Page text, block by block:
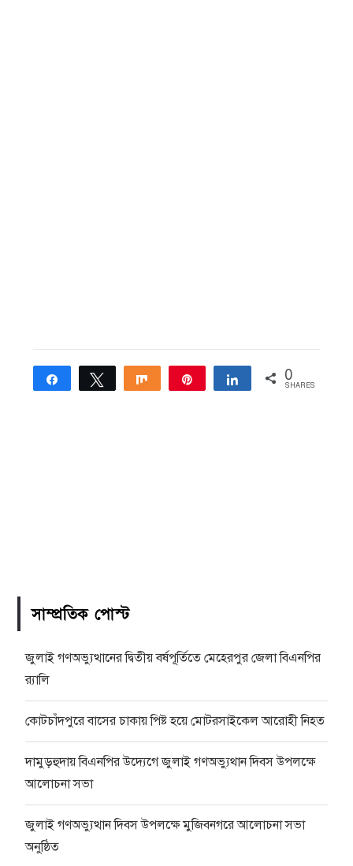
Share Tweet Share Share 0
SHARES
সাম্প্রতিক পোস্ট
জুলাই গণঅভ্যুত্থানের দ্বিতীয় বর্ষপূর্তিতে মেহেরপুর জেলা বিএনপির
র‍্যালি
কোটচাঁদপুরে বাসের চাকায় পিষ্ট হয়ে মোটরসাইকেল আরোহী নিহত
দামুড়হুদায় বিএনপির উদ্যেগে জুলাই গণঅভ্যুথান দিবস উপলক্ষে
আলোচনা সভা
জুলাই গণঅভ্যুত্থান দিবস উপলক্ষে মুজিবনগরে আলোচনা সভা
অনুষ্ঠিত